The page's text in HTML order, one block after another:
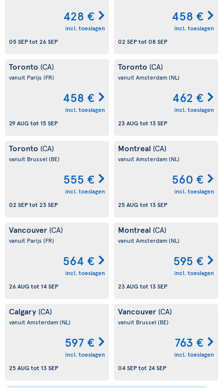
428 €
incl. toeslagen
05 SEPtot 26 SEP
458 €
incl. toeslagen
02 SEPtot 08 SEP
Toronto (CA)
vanuit Parijs (FR)
458 €
incl. toeslagen
29 AUG tot 15 SEP
Toronto (CA)
vanuit Amsterdam(NL)
462 €
incl. toeslagen
23 AUG tot 13 SEP
Toronto (CA)
vanuit Brussel (BE)
555 €
incl. toeslagen
02 SEPtot 23 SEP
Montreal (CA)
vanuit Amsterdam(NL)
560 €
incl. toeslagen
25 AUG tot 13 SEP
Vancouver (CA)
vanuit Parijs (FR)
564 €
incl. toeslagen
26 AUG tot 14 SEP
Montreal (CA)
vanuit Amsterdam(NL)
595 €
incl. toeslagen
23 AUG tot 13 SEP
Calgary (CA)
vanuit Amsterdam(NL)
597 €
incl. toeslagen
25 AUG tot 13 SEP
Vancouver (CA)
vanuit Brussel (BE)
763 €
incl. toeslagen
04 SEPtot 24 SEP